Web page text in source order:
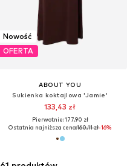
Nowość
OFERTA
ABOUT YOU
Sukienka koktajlowa 'Jamie'
133,43 zł
Pierwotnie: 177,90 zł
Ostatnia najniższa cena:160,11 zł-16%